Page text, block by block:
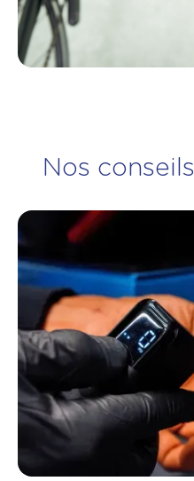
Nos conseils